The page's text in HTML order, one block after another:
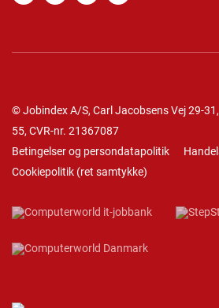
© Jobindex A/S, Carl Jacobsens Vej 29-
55, CVR-nr. 21367087
Betingelser og persondatapolitik
Cookiepolitik (ret samtykke)